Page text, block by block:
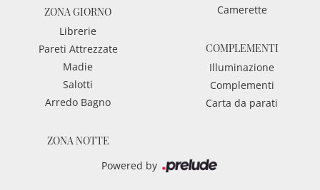
ZONA GIORNO
Librerie
Pareti Attrezzate
Madie
Salotti
Arredo Bagno
ZONA NOTTE
Camerette
COMPLEMENTI
Illuminazione
Complementi
Carta da parati
Powered by